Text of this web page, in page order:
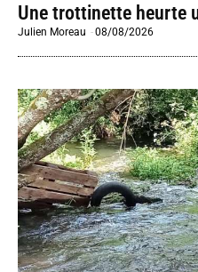
Une trottinette heurte
Julien Moreau -08/08/2026